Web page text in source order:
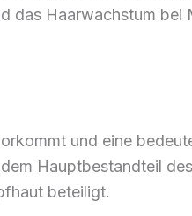
das Haarwachstum
und eine
Hauptbestandteil
beteiligt.